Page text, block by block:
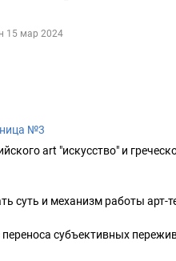
15 мар 2024
№3
art "искусство" и
суть и механизм работы арт-
переноса субъективных